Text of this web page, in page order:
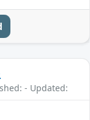
- Updated: